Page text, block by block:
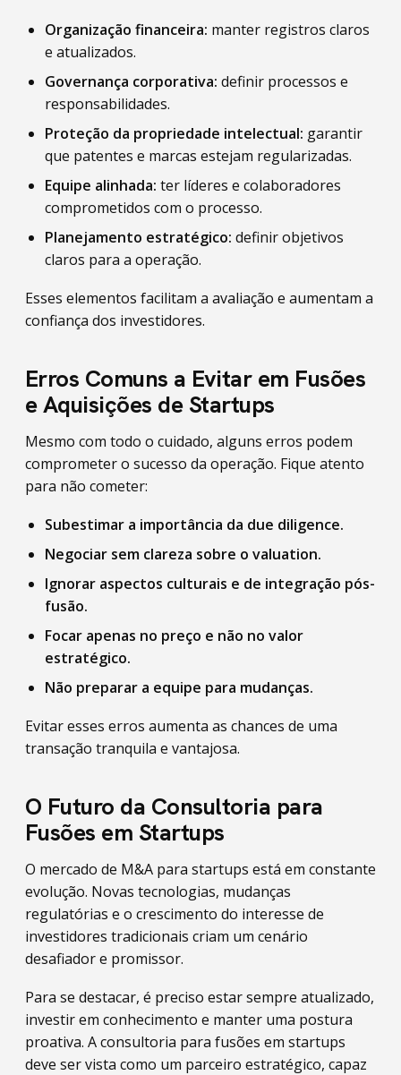
Organização financeira: manter registros claros
e atualizados.
Governança corporativa: definir processos e
responsabilidades.
Proteção da propriedade intelectual: garantir
que patentes e marcas estejam regularizadas.
Equipe alinhada: ter líderes e colaboradores
comprometidos com o processo.
Planejamento estratégico: definir objetivos
claros para a operação.
Esses elementos facilitam a avaliação e aumentam a
confiança dos investidores.
Erros Comuns a Evitar em Fusões
e Aquisições de Startups
Mesmo com todo o cuidado, alguns erros podem
comprometer o sucesso da operação. Fique atento
para não cometer:
Subestimar a importância da due diligence.
Negociar sem clareza sobre o valuation.
Ignorar aspectos culturais e de integração pós-
fusão.
Focar apenas no preço e não no valor
estratégico.
Não preparar a equipe para mudanças.
Evitar esses erros aumenta as chances de uma
transação tranquila e vantajosa.
O Futuro da Consultoria para
Fusões em Startups
O mercado de M&A para startups está em constante
evolução. Novas tecnologias, mudanças
regulatórias e o crescimento do interesse de
investidores tradicionais criam um cenário
desafiador e promissor.
Para se destacar, é preciso estar sempre atualizado,
investir em conhecimento e manter uma postura
proativa. A consultoria para fusões em startups
deve ser vista como um parceiro estratégico, capaz